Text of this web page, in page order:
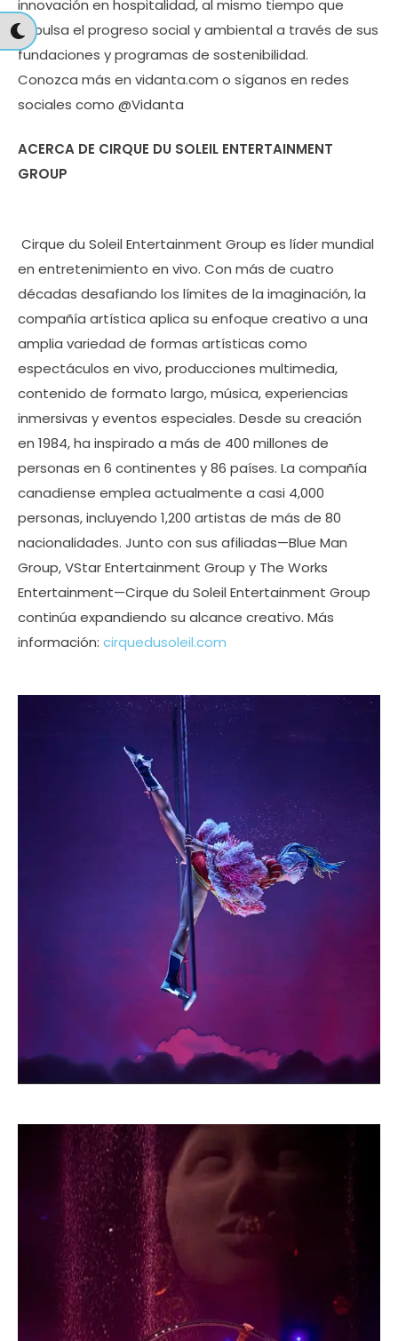
innovación en hospitalidad, al mismo tiempo que
impulsa el progreso social y ambiental a través de sus
fundaciones y programas de sostenibilidad.
Conozca más en vidanta.com o síganos en redes
sociales como @Vidanta
ACERCA DE CIRQUE DU SOLEIL ENTERTAINMENT
GROUP
Cirque du Soleil Entertainment Group es líder mundial
en entretenimiento en vivo. Con más de cuatro
décadas desafiando los límites de la imaginación, la
compañía artística aplica su enfoque creativo a una
amplia variedad de formas artísticas como
espectáculos en vivo, producciones multimedia,
contenido de formato largo, música, experiencias
inmersivas y eventos especiales. Desde su creación
en 1984, ha inspirado a más de 400 millones de
personas en 6 continentes y 86 países. La compañía
canadiense emplea actualmente a casi 4,000
personas, incluyendo 1,200 artistas de más de 80
nacionalidades. Junto con sus afiliadas—Blue Man
Group, VStar Entertainment Group y The Works
Entertainment—Cirque du Soleil Entertainment Group
continúa expandiendo su alcance creativo. Más
información: cirquedusoleil.com